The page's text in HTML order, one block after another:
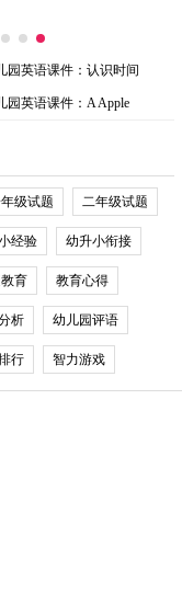
园英语课件：认识时间
园英语课件：A Apple
级试题 二年级试题
经验 幼升小衔接
育 教育心得
析 幼儿园评语
行 智力游戏